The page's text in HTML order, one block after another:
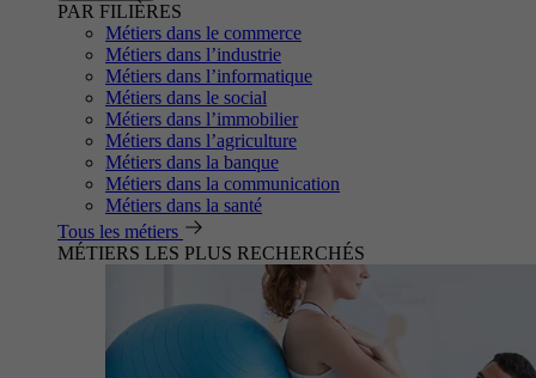
PAR FILIÈRES
Métiers dans le commerce
Métiers dans l’industrie
Métiers dans l’informatique
Métiers dans le social
Métiers dans l’immobilier
Métiers dans l’agriculture
Métiers dans la banque
Métiers dans la communication
Métiers dans la santé
Tous les métiers
MÉTIERS LES PLUS RECHERCHÉS